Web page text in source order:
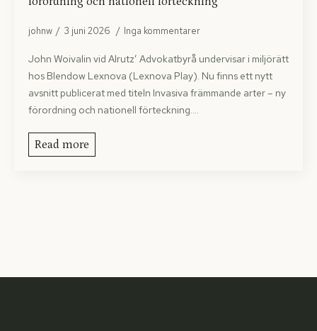
johnw 3 juni 2026 Inga kommentarer
John Woivalin vid Alrutz’ Advokatbyrå undervisar i miljörätt
hos Blendow Lexnova (Lexnova Play). Nu finns ett nytt
avsnitt publicerat med titeln Invasiva främmande arter – ny
förordning och nationell förteckning.…
Read more